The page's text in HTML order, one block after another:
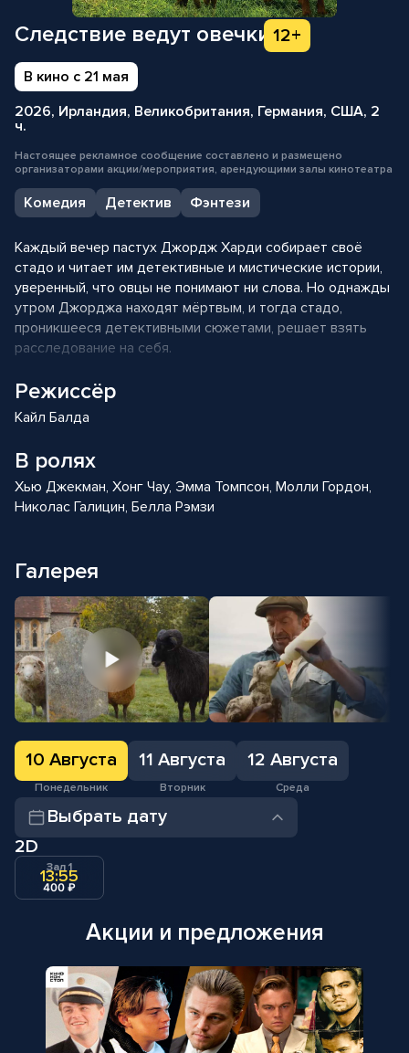
Следствие ведут овечки 12+
В кино с 21 мая
2026, Ирландия, Великобритания, Германия, США, 2
ч.
Настоящее рекламное сообщение составлено и размещено
организаторами акции/мероприятия, арендующими залы кинотеатра
Комедия Детектив Фэнтези
Каждый вечер пастух Джордж Харди собирает своё
стадо и читает им детективные и мистические истории,
уверенный, что овцы не понимают ни слова. Но однажды
утром Джорджа находят мёртвым, и тогда стадо,
проникшееся детективными сюжетами, решает взять
расследование на себя.
Режиссёр
Кайл Балда
В ролях
Хью Джекман, Хонг Чау, Эмма Томпсон, Молли Гордон,
Николас Галицин, Белла Рэмзи
Галерея
10 Августа
Понедельник
11 Августа
Вторник
12 Августа
Среда
Выбрать дату
2D
Зал 1
13:55
400 ₽
Акции и предложения